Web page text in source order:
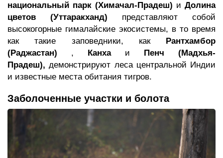
национальный парк (Химачал-Прадеш) и Долина
цветов (Уттаракханд) представляют собой
высокогорные гималайские экосистемы, в то время
как такие заповедники, как Рантхамбор
(Раджастан) , Канхаи Пенч (Мадхья-
Прадеш), демонстрируют леса центральной Индии
и известные места обитания тигров.
Заболоченные участки и болота